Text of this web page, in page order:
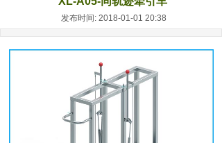
发布时间: 2018-01-01 20:38